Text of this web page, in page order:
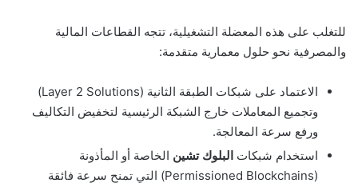
للتغلب على هذه المعضلة التشغيلية، تتجه القطاعات المالية
والمصرفية نحو حلول معمارية متقدمة:
الاعتماد على شبكات الطبقة الثانية (Layer 2 Solutions)
وتجميع المعاملات خارج الشبكة الرئيسية لتخفيض التكاليف
ورفع سرعة المعالجة.
استخدام شبكات البلوك تشين الخاصة أو المأذونة
(Permissioned Blockchains) التي تمنح سرعة فائقة